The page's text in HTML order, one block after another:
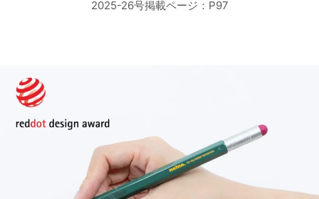
2025-26号掲載ページ：P97